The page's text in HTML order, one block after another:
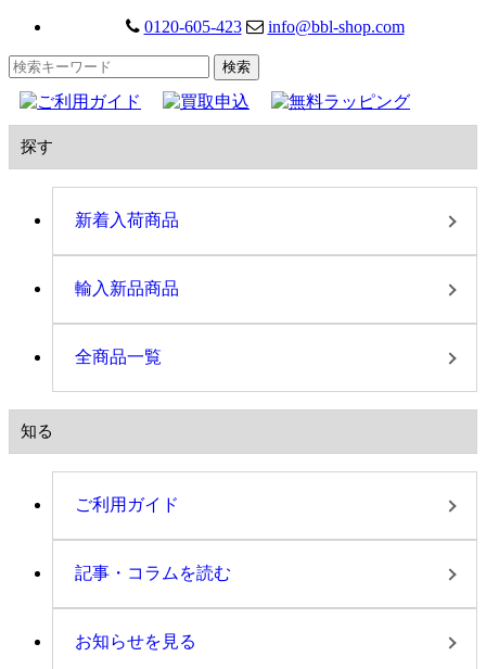
0120-605-423 info@bbl-shop.com
探す
新着入荷商品
輸入新品商品
全商品一覧
知る
ご利用ガイド
記事・コラムを読む
お知らせを見る